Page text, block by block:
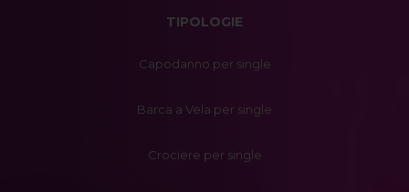
TIPOLOGIE
Capodanno per single
Barca a Vela per single
Crociere per single